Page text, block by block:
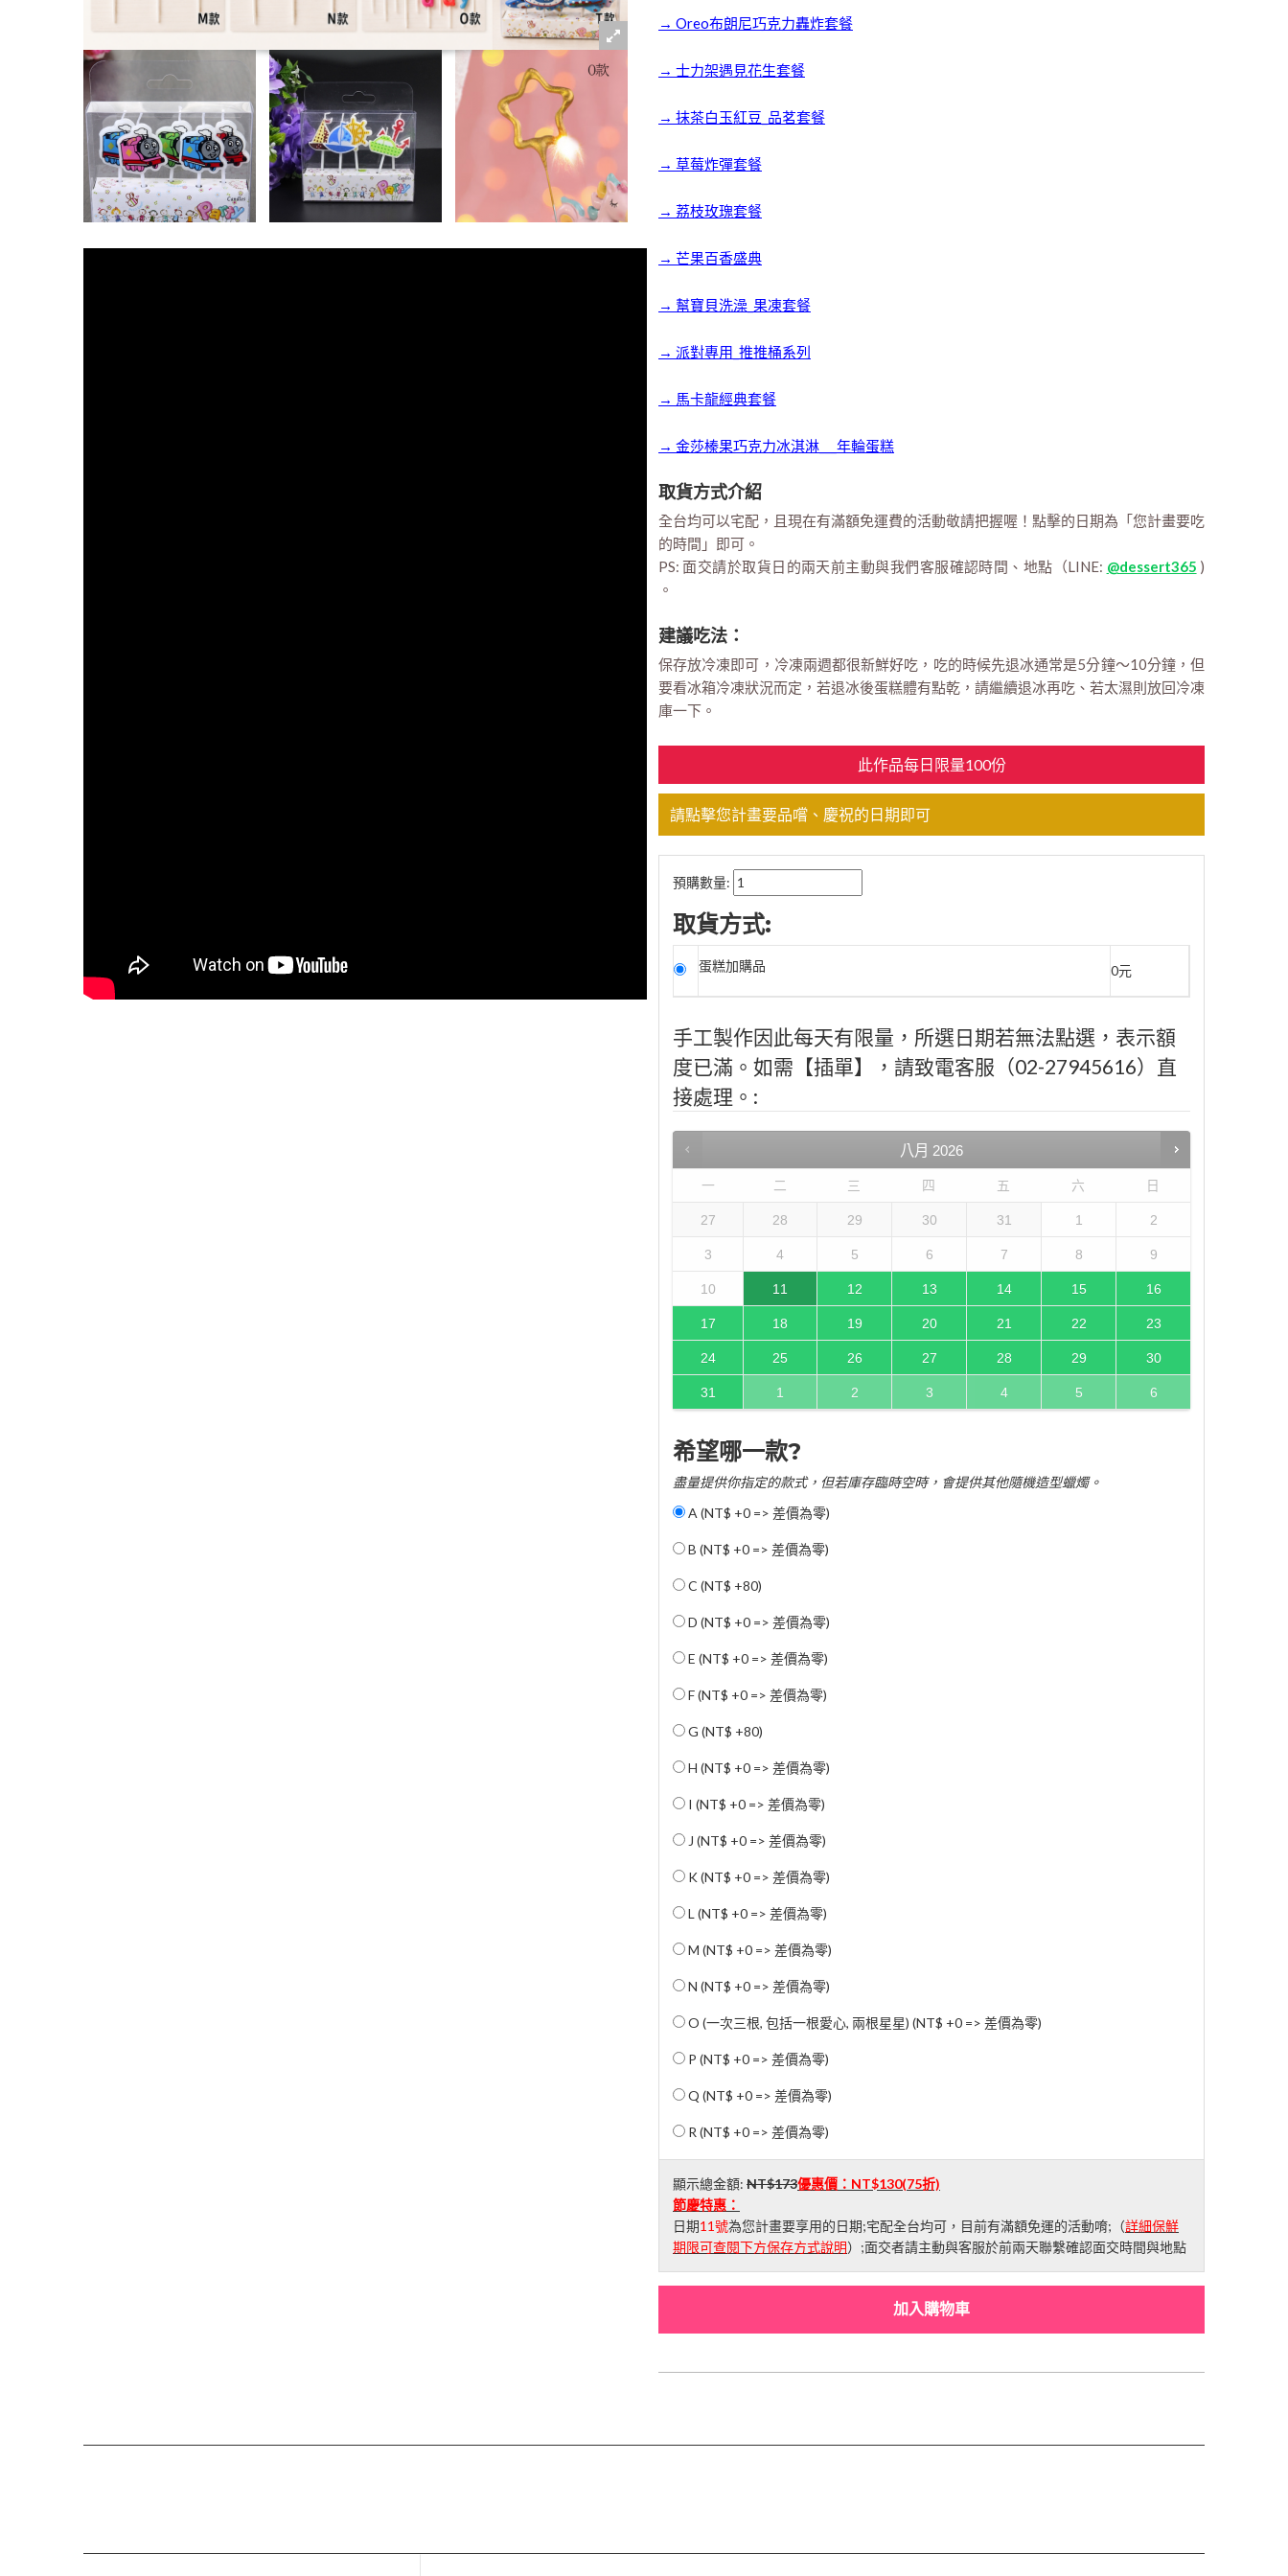
→ Oreo布朗尼巧克力轟炸套餐
→ 士力架遇見花生套餐
→ 抹茶白玉紅豆_品茗套餐
→ 草莓炸彈套餐
→ 荔枝玫瑰套餐
→ 芒果百香盛典
→ 幫寶貝洗澡_果凍套餐
→ 派對專用_推推桶系列
→ 馬卡龍經典套餐
→ 金莎榛果巧克力冰淇淋___年輪蛋糕
取貨方式介紹
全台均可以宅配，且現在有滿額免運費的活動敬請把握喔！點擊的日期為「您計畫要吃
的時間」即可。
PS: 面交請於取貨日的兩天前主動與我們客服確認時間、地點（LINE: @dessert365 )
。
建議吃法：
保存放冷凍即可，冷凍兩週都很新鮮好吃，吃的時候先退冰通常是5分鐘～10分鐘，但
要看冰箱冷凍狀況而定，若退冰後蛋糕體有點乾，請繼續退冰再吃、若太濕則放回冷凍
庫一下。
此作品每日限量100份
請點擊您計畫要品嚐、慶祝的日期即可
預購數量:
取貨方式:
蛋糕加購品 0元
手工製作因此每天有限量，所選日期若無法點選，表示額
度已滿。如需【插單】，請致電客服（02-27945616）直
接處理。:
八月 2026
一 二 三 四 五 六 日
27 28 29 30 31 1 2
3 4 5 6 7 8 9
10 11 12 13 14 15 16
17 18 19 20 21 22 23
24 25 26 27 28 29 30
31 1 2 3 4 5 6
希望哪一款?
盡量提供你指定的款式，但若庫存臨時空時，會提供其他隨機造型蠟燭。
A (NT$ +0 => 差價為零)
B (NT$ +0 => 差價為零)
C (NT$ +80)
D (NT$ +0 => 差價為零)
E (NT$ +0 => 差價為零)
F (NT$ +0 => 差價為零)
G (NT$ +80)
H (NT$ +0 => 差價為零)
I (NT$ +0 => 差價為零)
J (NT$ +0 => 差價為零)
K (NT$ +0 => 差價為零)
L (NT$ +0 => 差價為零)
M (NT$ +0 => 差價為零)
N (NT$ +0 => 差價為零)
O (一次三根, 包括一根愛心, 兩根星星) (NT$ +0 => 差價為零)
P (NT$ +0 => 差價為零)
Q (NT$ +0 => 差價為零)
R (NT$ +0 => 差價為零)
顯示總金額: NT$173優惠價： NT$130(75折)
節慶特惠：
日期11號為您計畫要享用的日期;宅配全台均可，目前有滿額免運的活動唷;（詳細保鮮
期限可查閱下方保存方式說明）;面交者請主動與客服於前兩天聯繫確認面交時間與地點
加入購物車